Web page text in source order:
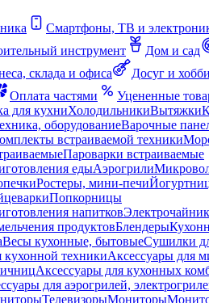
Смартфоны, ТВ и
инструмент Дом и сад
склада и офиса
Досуг и хобби
Оплата частями Уцененные
для кухниХолодильникиВытяжки
оборудованиеВарочные
встраиваемой техники
Пароварки встраиваемые
едыАэрогрили
Ростеры, мини-печи
Попкорницы
напитков
продуктовБлендеры
Весы кухонные, бытовыеСушилки
кухонной техникиАксессуары для
Аксессуары для кухонных
для аэрогрилей,
ТелевизорыМониторы